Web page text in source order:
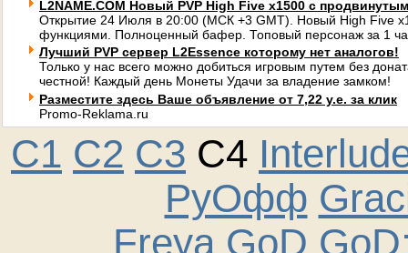
L2NAME.COM Новый PVP High Five x1500 с
Открытие 24 Июля в 20:00 (МСК +3 GMT). Новый High Five
функциями. Полноценный бафер. Топовый персонаж за 1
Лучший PVP сервер L2Essence которому нет аналогов!
Только у нас всего можно добиться игровым путем без
честной! Каждый день Монеты Удачи за владение замком!
Разместите здесь Ваше объявление от 7,22 у.е. за клик
Promo-Reklama.ru
C1 C2 C3 C4
РуОфф
Freya GoD